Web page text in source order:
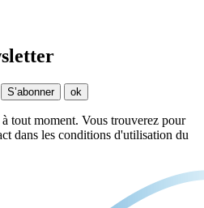
tout moment. Vous trouverez pour
dans les conditions d'utilisation du